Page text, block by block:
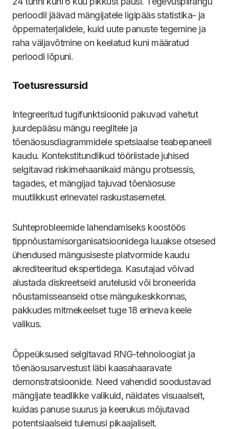
perioodil jäävad mängijatele ligipääs statistika- ja
õppematerjalidele, kuid uute panuste tegemine ja
raha väljavõtmine on keelatud kuni määratud
perioodi lõpuni.
Toetusressursid
Integreeritud tugifunktsioonid pakuvad vahetut
juurdepääsu mängu reeglitele ja
tõenäosusdiagrammidele spetsiaalse teabepaneeli
kaudu. Kontekstitundlikud tööriistade juhised
selgitavad riskimehaanikaid mängu protsessis,
tagades, et mängijad tajuvad tõenäosuse
muutlikkust erinevatel raskustasemetel.
Suhteprobleemide lahendamiseks koostöös
tippnõustamisorganisatsioonidega luuakse otsesed
ühendused mängusiseste platvormide kaudu
akrediteeritud ekspertidega. Kasutajad võivad
alustada diskreetseid arutelusid või broneerida
nõustamisseanseid otse mängukeskkonnas,
pakkudes mitmekeelset tuge 18 erineva keele
valikus.
Õppeüksused selgitavad RNG-tehnoloogiat ja
tõenäosusarvestust läbi kaasahaaravate
demonstratsioonide. Need vahendid soodustavad
mängijate teadlikke valikuid, näidates visuaalselt,
kuidas panuse suurus ja keerukus mõjutavad
potentsiaalseid tulemusi pikaajaliselt.